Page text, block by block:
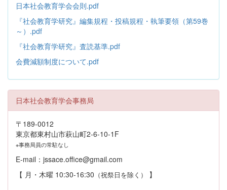
日本社会教育学会会則.pdf
『社会教育学研究』編集規程・投稿規程・執筆要領（第59巻
～）.pdf
『社会教育学研究』査読基準.pdf
会費減額制度について.pdf
日本社会教育学会事務局
〒189-0012
東京都東村山市萩山町2-6-10-1F
※事務局員の常駐なし
E-mail：jssace.office@gmail.com
【 月・木曜 10:30-16:30 （祝祭日を除く） 】